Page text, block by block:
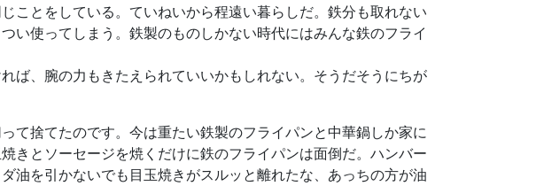
ことをしている。ていねいから程遠い暮らしだ。鉄分も取れない
い使ってしまう。鉄製のものしかない時代にはみんな鉄のフライ
ば、腕の力もきたえられていいかもしれない。そうだそうにちが
て捨てたのです。今は重たい鉄製のフライパンと中華鍋しか家に
きとソーセージを焼くだけに鉄のフライパンは面倒だ。ハンバー
油を引かないでも目玉焼きがスルッと離れたな、あっちの方が油